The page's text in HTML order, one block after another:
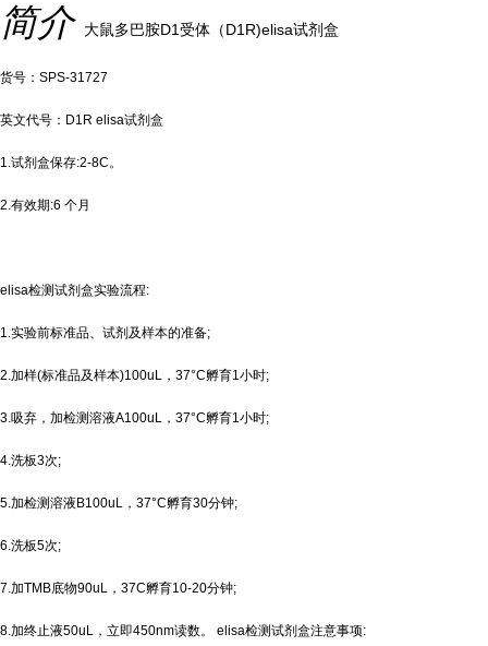
简介
大鼠多巴胺D1受体（D1R)elisa试剂盒
货号：SPS-31727
英文代号：D1R elisa试剂盒
1.试剂盒保存:2-8C。
2.有效期:6 个月
elisa检测试剂盒实验流程:
1.实验前标准品、试剂及样本的准备;
2.加样(标准品及样本)100uL，37°C孵育1小时;
3.吸弃，加检测溶液A100uL，37°C孵育1小时;
4.洗板3次;
5.加检测溶液B100uL，37°C孵育30分钟;
6.洗板5次;
7.加TMB底物90uL，37C孵育10-20分钟;
8.加终止液50uL，立即450nm读数。 elisa检测试剂盒注意事项: